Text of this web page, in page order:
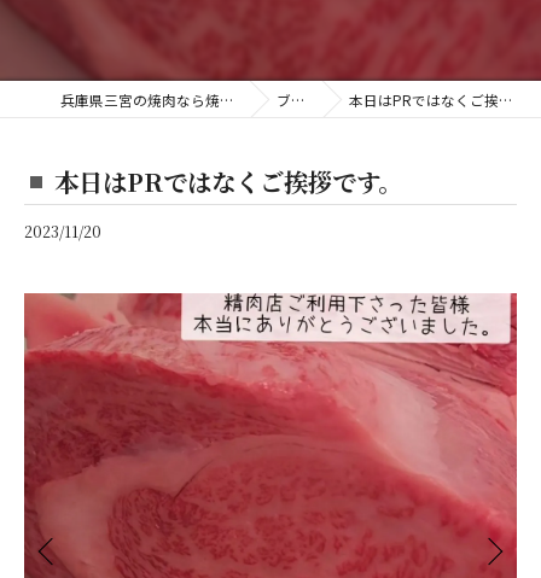
兵庫県三宮の焼肉なら焼肉 あらし ブログ 本日はPRではなくご挨拶です。
本日はPRではなくご挨拶です。
2023/11/20